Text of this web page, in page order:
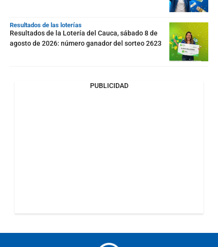
Resultados de las loterías
Resultados de la Lotería del Cauca, sábado 8 de
agosto de 2026: número ganador del sorteo 2623
PUBLICIDAD